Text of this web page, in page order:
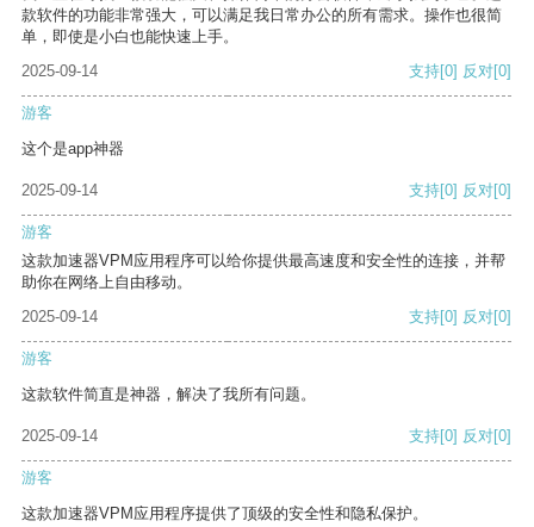
款软件的功能非常强大，可以满足我日常办公的所有需求。操作也很简
单，即使是小白也能快速上手。
2025-09-14
支持[0] 反对[0]
游客
这个是app神器
2025-09-14 支持[0] 反对[0]
游客
这款加速器VPM应用程序可以给你提供最高速度和安全性的连接，并帮
助你在网络上自由移动。
2025-09-14
支持[0] 反对[0]
游客
这款软件简直是神器，解决了我所有问题。
2025-09-14 支持[0] 反对[0]
游客
这款加速器VPM应用程序提供了顶级的安全性和隐私保护。